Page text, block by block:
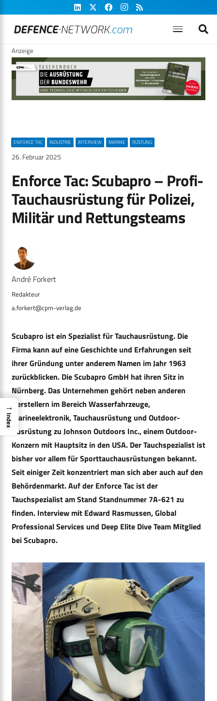
Anzeige
ENFORCE TAC INDUSTRIE INTERVIEW MARINE RÜSTUNG
26. Februar 2025
Enforce Tac: Scubapro – Profi-
Tauchausrüstung für Polizei,
Militär und Rettungsteams
André Forkert
a.forkert@cpm-verlag.de
Scubapro ist ein Spezialist für Tauchausrüstung. Die
Firma kann auf eine Geschichte und Erfahrungen seit
ihrer Gründung unter anderem Namen im Jahr 1963
zurückblicken. Die Scubapro GmbH hat ihren Sitz in
Nürnberg. Das Unternehmen gehört neben anderen
Herstellern im Bereich Wasserfahrzeuge,
Marineelektronik, Tauchausrüstung und Outdoor-
Ausrüstung zu Johnson Outdoors Inc., einem Outdoor-
Konzern mit Hauptsitz in den USA. Der Tauchspezialist ist
bisher vor allem für Sporttauchausrüstungen bekannt.
Seit einiger Zeit konzentriert man sich aber auch auf den
Behördenmarkt. Auf der Enforce Tac ist der
Tauchspezialist am Stand Standnummer 7A-621 zu
finden. Interview mit Edward Rasmussen, Global
Professional Services und Deep Elite Dive Team Mitglied
bei Scubapro.
→
Index